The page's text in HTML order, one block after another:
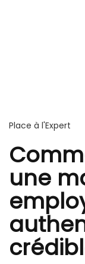
Place à l'Expert
une